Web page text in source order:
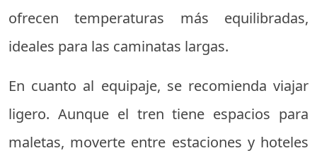
ofrecen temperaturas más equilibradas,
ideales para las caminatas largas.
En cuanto al equipaje, se recomienda viajar
ligero. Aunque el tren tiene espacios para
maletas, moverte entre estaciones y hoteles